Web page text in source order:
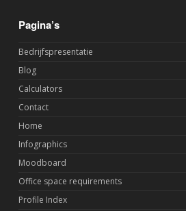
Pagina’s
Bedrijfspresentatie
Blog
Calculators
Contact
Home
Infographics
Moodboard
Office space requirements
Profile Index